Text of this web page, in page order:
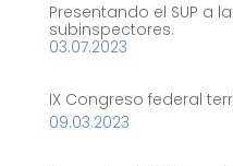
Presentando el SUP a
subinspectores.
03.07.2023
IX Congreso federal
09.03.2023